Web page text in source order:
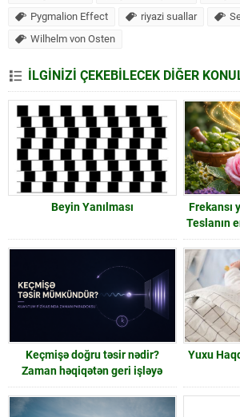
Pygmalion Effect
riyazi suallar
Wilhelm von Osten
İLGİNİZİ ÇEKEBİLECEK DİĞER
Beyin Yanılması
Frekansı
Teslanın
Keçmişə doğru təsir nədir?
Zaman həqiqətən geri işləyə
bilərmi?
Yuxu